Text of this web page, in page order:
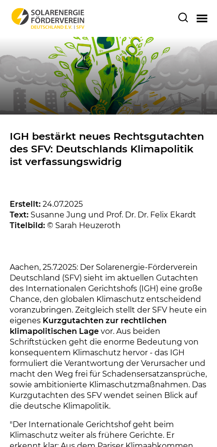
IGH bestärkt neues Rechtsgutachten
des SFV: Deutschlands Klimapolitik
ist verfassungswidrig
Erstellt: 24.07.2025
Text: Susanne Jung und Prof. Dr. Dr. Felix Ekardt
Titelbild: © Sarah Heuzeroth
Aachen, 25.7.2025: Der Solarenergie-Förderverein
Deutschland (SFV) sieht im aktuellen Gutachten
des Internationalen Gerichtshofs (IGH) eine große
Chance, den globalen Klimaschutz entscheidend
voranzubringen. Zeitgleich stellt der SFV heute ein
eigenes Kurzgutachten zur rechtlichen
klimapolitischen Lage vor. Aus beiden
Schriftstücken geht die enorme Bedeutung von
konsequentem Klimaschutz hervor - das IGH
formuliert die Verantwortung der Verursacher und
macht den Weg frei für Schadensersatzansprüche,
sowie ambitionierte Klimaschutzmaßnahmen. Das
Kurzgutachten des SFV wendet seinen Blick auf
die deutsche Klimapolitik.
"Der Internationale Gerichtshof geht beim
Klimaschutz weiter als frühere Gerichte. Er